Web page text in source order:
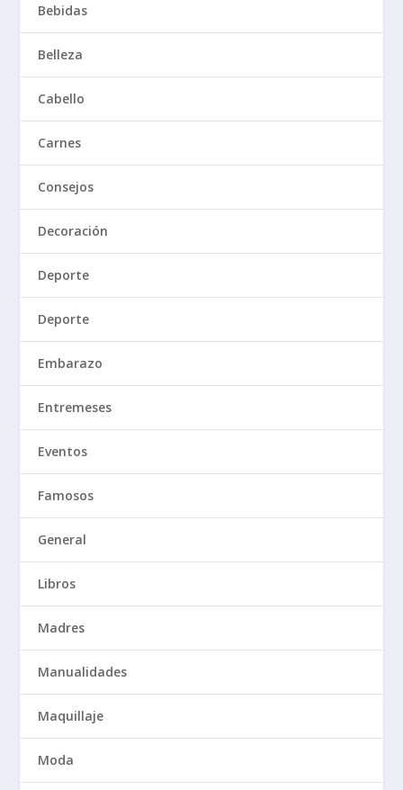
Bebidas
Belleza
Cabello
Carnes
Consejos
Decoración
Deporte
Deporte
Embarazo
Entremeses
Eventos
Famosos
General
Libros
Madres
Manualidades
Maquillaje
Moda